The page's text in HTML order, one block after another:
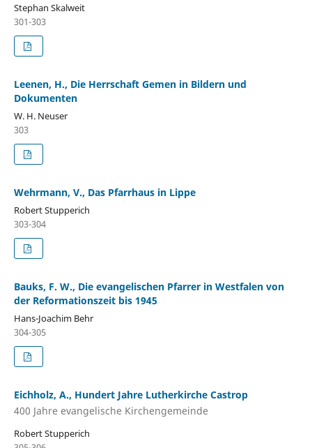
Stephan Skalweit
301-303
Leenen, H., Die Herrschaft Gemen in Bildern und
Dokumenten
W. H. Neuser
303
Wehrmann, V., Das Pfarrhaus in Lippe
Robert Stupperich
303-304
Bauks, F. W., Die evangelischen Pfarrer in Westfalen von
der Reformationszeit bis 1945
Hans-Joachim Behr
304-305
Eichholz, A., Hundert Jahre Lutherkirche Castrop
400 Jahre evangelische Kirchengemeinde
Robert Stupperich